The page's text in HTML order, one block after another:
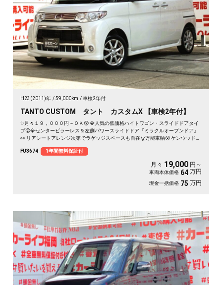
H23(2011)年 59,000km 車検2年付
TANTO CUSTOM タント カスタムX 【車検2年付】
✨月々１９，０００円～ＯＫ😲 💎人気の低価格ハイトワゴン・スライドドアタイ
プ😲💎センターピラーレス＆左側パワースライドドア『ミラクルオープンドア』
👀 リアシートアレンジ次第でラゲッジスペースも自在な万能車輌😲 ケンウッドメ
視界良好なHIDヘッドライト&フォグランプ🌈🚗
FU3674 1年間無料保証付
月々 19,000 円～
車両本体価格 64 万円
現金一括価格 75 万円